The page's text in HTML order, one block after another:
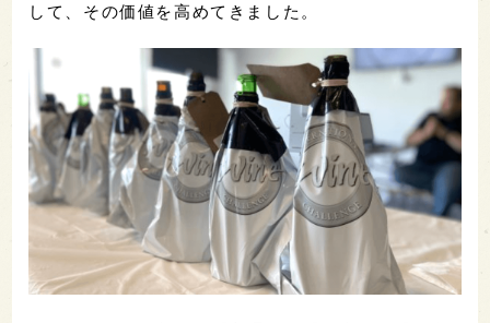
して、その価値を高めてきました。